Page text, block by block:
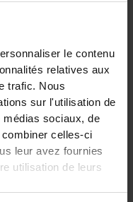
le contenu
relatives aux
trafic. Nous
sur l'utilisation de
médias sociaux, de
celles-ci
leur avez fournies
utilisation de leurs
hachés
(enlever les